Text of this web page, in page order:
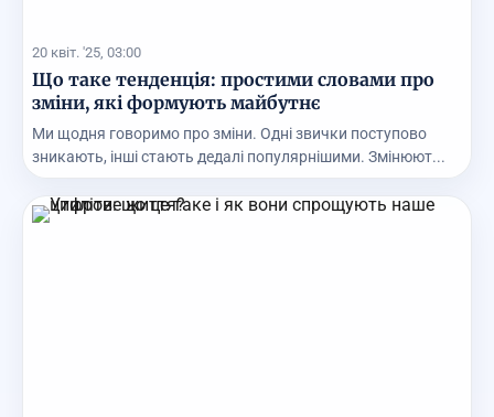
20 квіт. '25, 03:00
Що таке тенденція: простими словами про
зміни, які формують майбутнє
Ми щодня говоримо про зміни. Одні звички поступово
зникають, інші стають дедалі популярнішими. Змінюют...